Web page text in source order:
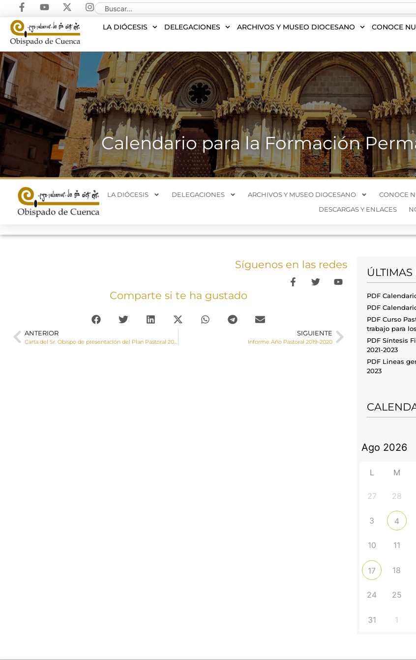
LA DIÓCESIS DELEGACIONES ARCHIVOS Y MUSEO DIOCESANO CONOCE
Calendario para la Formación
LA DIÓCESIS DELEGACIONES ARCHIVOS Y MUSEO DIOCESANO CONOCE
DESCARGAS Y ENLACES
Síguenos en las redes
Comparte si te ha gustado
ANTERIOR SIGUIENTE
Informe Año Pastoral 2019-2020
PDF
PDF
PDF Curso
trabajo para
PDF Síntesis
2021-2023
PDF Lineas
2023
L M
27 28
3 4
10 11
17 18
24 25
31 1